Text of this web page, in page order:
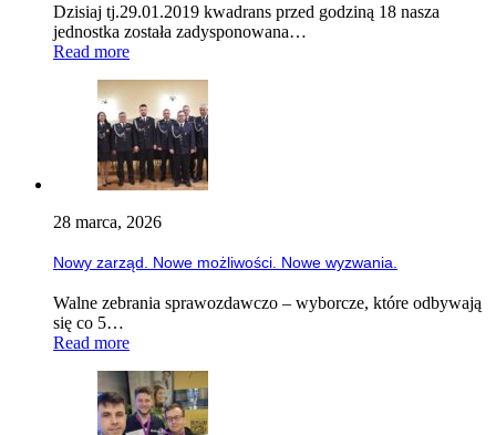
Dzisiaj tj.29.01.2019 kwadrans przed godziną 18 nasza
jednostka została zadysponowana…
Read more
28 marca, 2026
Nowy zarząd. Nowe możliwości. Nowe wyzwania.
Walne zebrania sprawozdawczo – wyborcze, które odbywają
się co 5…
Read more